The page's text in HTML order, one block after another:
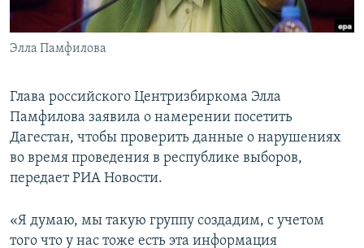
Все сайты РСЕ/РС
Элла Памфилова
Глава российского Центризбиркома Элла
Памфилова заявила о намерении посетить
Дагестан, чтобы проверить данные о нарушениях
во время проведения в республике выборов,
передает РИА Новости.
«Я думаю, мы такую группу создадим, с учетом
того что у нас тоже есть эта информация